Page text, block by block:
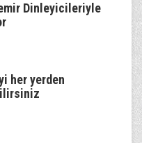
Dinleyicileriyle
her yerden